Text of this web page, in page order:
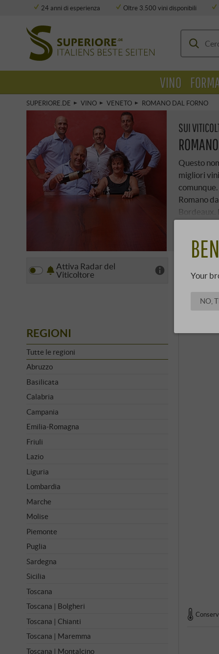
24 anni di esperienza Oltre 3.500 vini disponibili
SUPERIORE.DE VINO VENETO ROMANO DAL FORNO
SUI
Questo
migliori
Romano
Bordeaux.
Attiva Radar del
Viticoltore
REGIONI
Tutte le regioni
Abruzzo
Basilicata
Calabria
Campania
Emilia-Romagna
Friuli
Lazio
Liguria
Lombardia
Marche
Molise
Piemonte
Puglia
Sardegna
Sicilia
Toscana
Toscana | Bolgheri
Toscana | Chianti
Toscana | Maremma
Toscana | Montalcino
VINO
Your
NO,